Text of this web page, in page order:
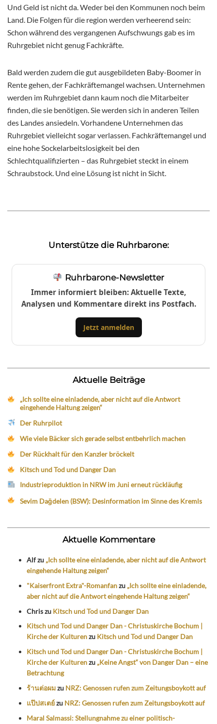
Und Geld ist nicht da. Weder bei den Kommunen noch beim
Land. Die Folgen für die region werden verheerend sein:
Schon während des vergangenen Aufschwungs gab es im
Ruhrgebiet nicht genug Fachkräfte.
Bald werden zudem die gut ausgebildeten Baby-Boomer in
Rente gehen, der Fachkräftemangel wachsen. Unternehmen
werden im Ruhrgebiet dann kaum noch die Mitarbeiter
finden, die sie benötigen. Sie werden sich in anderen Teilen
des Landes ansiedeln. Vorhandene Unternehmen das
Ruhrgebiet vielleicht sogar verlassen. Fachkräftemangel und
eine hohe Sockelarbeitslosigkeit bei den
Schlechtqualifizierten – das Ruhrgebiet steckt in einem
Schraubstock. Und eine Lösung ist nicht in Sicht.
Unterstütze die Ruhrbarone:
Ruhrbarone-Newsletter
Immer informiert bleiben: Aktuelle Texte,
Analysen und Kommentare direkt ins Postfach.
Jetzt anmelden
Aktuelle Beiträge
„Ich sollte eine einladende, aber nicht auf die Antwort
eingehende Haltung zeigen“
Der Ruhrpilot
Wie viele Bäcker sich gerade selbst entbehrlich machen
Der Rückhalt für den Kanzler bröckelt
Kitsch und Tod und Danger Dan
Industrieproduktion in NRW im Juni erneut rückläufig
Sevim Dağdelen (BSW): Desinformation im Sinne des Kremls
Aktuelle Kommentare
Alfzu „Ich sollte eine einladende, aber nicht auf die Antwort
eingehende Haltung zeigen“
"Kaiserfront Extra"-Romanfanzu „Ich sollte eine einladende,
aber nicht auf die Antwort eingehende Haltung zeigen“
Chriszu Kitsch und Tod und Danger Dan
Kitsch und Tod und Danger Dan - Christuskirche Bochum |
Kirche der Kulturenzu Kitsch und Tod und Danger Dan
Kitsch und Tod und Danger Dan - Christuskirche Bochum |
Kirche der Kulturenzu „Keine Angst“ von Danger Dan – eine
Betrachtung
ร้านต่อผมzu NRZ: Genossen rufen zum Zeitungsboykott auf
แป๊ปสเตย์zu NRZ: Genossen rufen zum Zeitungsboykott auf
Maral Salmassi: Stellungnahme zu einer politisch-